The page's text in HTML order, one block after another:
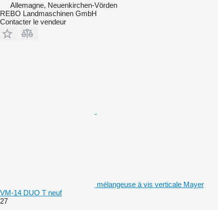
Allemagne, Neuenkirchen-Vörden
REBO Landmaschinen GmbH
Contacter le vendeur
mélangeuse à vis verticale Mayer
VM-14 DUO T neuf
27